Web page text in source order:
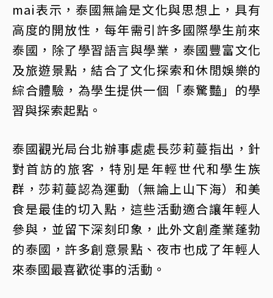
mai表示，泰國無論是文化與思想上，具有
高度的開放性，每年需引許多國際學生前來
泰國，除了學習語言與學業，泰國豐富文化
及旅遊景點，結合了文化探索和休閒娛樂的
綜合體驗，為學生提供一個「泰驚豔」的學
習與探索起點。
泰國觀光局台北辦事處處長莎莉蔓指出，針
對首訪的旅客，特別是年輕世代和學生族
群，莎莉蔓認為運動（無論上山下海）和美
食是最佳的切入點，這些活動適合讓年輕人
參與，並留下深刻印象，此外文創產業蓬勃
的泰國，許多創意景點、夜市也成了年輕人
來泰國最喜歡從事的活動。